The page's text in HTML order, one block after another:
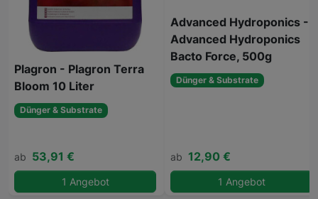
Plagron - Plagron Terra
Bloom 10 Liter
Dünger & Substrate
ab 53,91 €
1 Angebot
Advanced Hydroponics -
Advanced Hydroponics
Bacto Force, 500g
Dünger & Substrate
ab 12,90 €
1 Angebot